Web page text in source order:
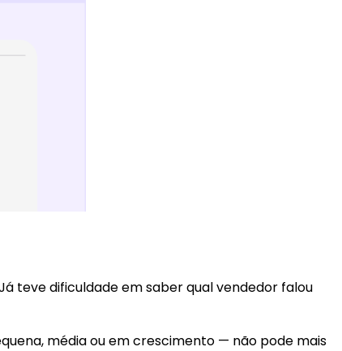
teve dificuldade em saber qual vendedor falou
média ou em crescimento — não pode mais